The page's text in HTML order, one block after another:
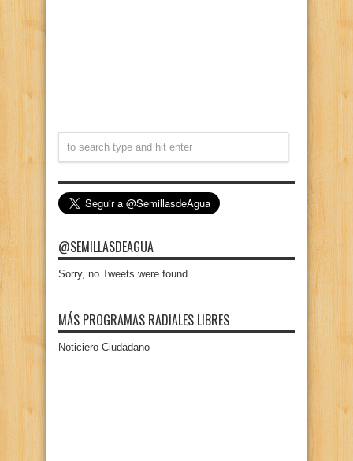
@SEMILLASDEAGUA
Sorry, no Tweets were found.
MÁS PROGRAMAS RADIALES LIBRES
Noticiero Ciudadano